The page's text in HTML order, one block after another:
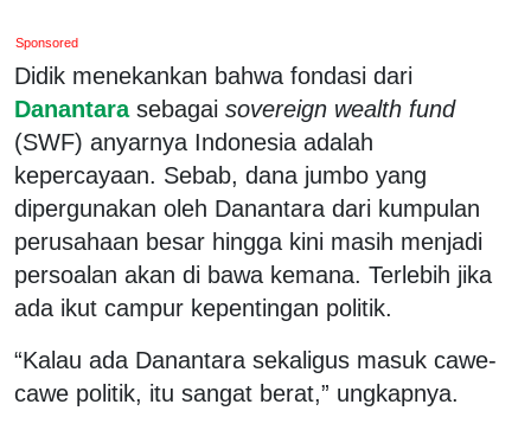
Sponsored
Didik menekankan bahwa fondasi dari
Danantara sebagai sovereign wealth fund
(SWF) anyarnya Indonesia adalah
kepercayaan. Sebab, dana jumbo yang
dipergunakan oleh Danantara dari kumpulan
perusahaan besar hingga kini masih menjadi
persoalan akan di bawa kemana. Terlebih jika
ada ikut campur kepentingan politik.
“Kalau ada Danantara sekaligus masuk cawe-
cawe politik, itu sangat berat,” ungkapnya.